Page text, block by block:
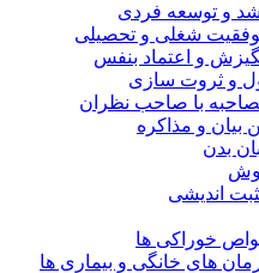
و توسعه فردی
شغلی و تحصیلی
و اعتماد بنفس
و ثروت سازی
با صاحب نظران
بیان و مذاکره
بدن
اندیشی
خوراکی ها
های خانگی و بیماری ها